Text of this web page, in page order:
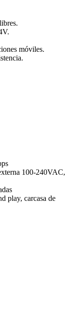
móviles.
100-240VAC,
play, carcasa de